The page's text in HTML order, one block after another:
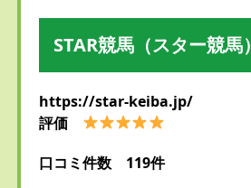
STAR競馬（スター競馬）
https://star-keiba.jp/
評価
口コミ件数 119件